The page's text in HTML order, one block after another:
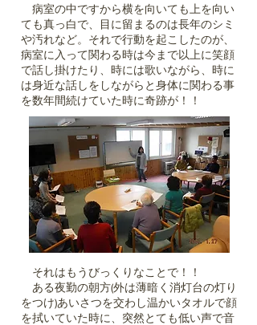
病室の中ですから横を向いても上を向い
ても真っ白で、目に留まるのは長年のシミ
や汚れなど。それで行動を起こしたのが、
病室に入って関わる時は今まで以上に笑顔
で話し掛けたり、時には歌いながら、時に
は身近な話しをしながらと身体に関わる事
を数年間続けていた時に奇跡が！！
それはもうびっくりなことで！！
ある夜勤の朝方(外は薄暗く消灯台の灯り
をつけ)あいさつを交わし温かいタオルで顔
を拭いていた時に、突然とても低い声で音